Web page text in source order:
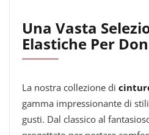
Una Vasta
Elastiche Per
La nostra collezione di
gamma impressionante di
gusti. Dal classico al